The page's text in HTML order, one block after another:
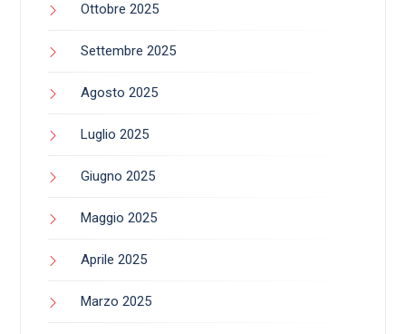
Ottobre 2025
Settembre 2025
Agosto 2025
Luglio 2025
Giugno 2025
Maggio 2025
Aprile 2025
Marzo 2025